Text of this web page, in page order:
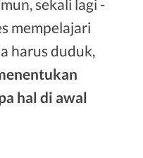
sekali lagi -
mempelajari
harus duduk,
hal di awal